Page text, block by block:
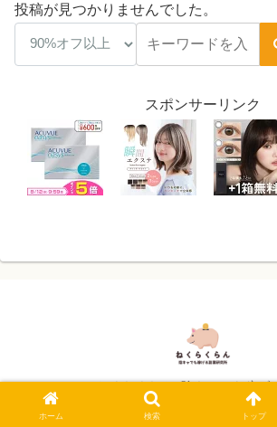
投稿が見つかりませんでした。
スポンサーリンク
© 2024 ねくらくらん -陰キャでも稼げ
ホーム 検索 トップ